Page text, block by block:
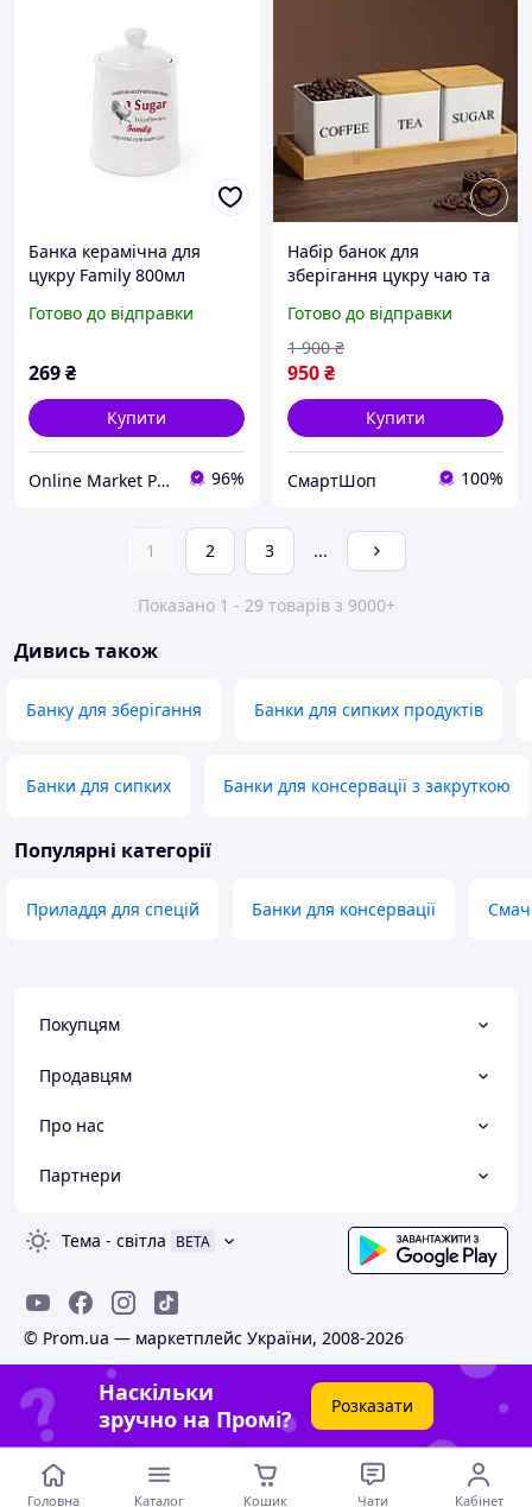
Банка керамічна для
цукру Family 800мл
Готово до відправки
269₴
Купити
Online Market Plus 96%
Набір банок для
зберігання цукру чаю та
кухонної банки з
бамбуковими кришками
для сипких
Готово до відправки
950₴
1 900 ₴
Купити
СмартШоп 100%
1 2 3 ...
Показано 1 - 29 товарів з 9000+
Дивись також
Банку для зберігання Банки для сипких продуктів
Банки для сипких Банки для консервації з закруткою
Популярні категорії
Приладдя для спецій Банки для консервації
Покупцям
Продавцям
Про нас
Партнери
Тема - світла BETA
© Prom.ua — маркетплейс України, 2008-2026
Наскільки
зручно на Промі?
Розказати
Головна Каталог Кошик Чати Кабінет